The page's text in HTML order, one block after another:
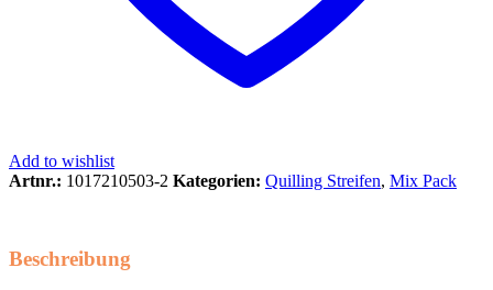
Add to wishlist
Artnr.: 1017210503-2 Kategorien: Quilling Streifen, Mix Pack
Beschreibung